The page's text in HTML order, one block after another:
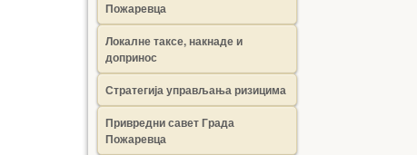
Пожаревца
Локалне таксе, накнаде и
допринос
Стратегија управљања ризицима
Привредни савет Града
Пожаревца